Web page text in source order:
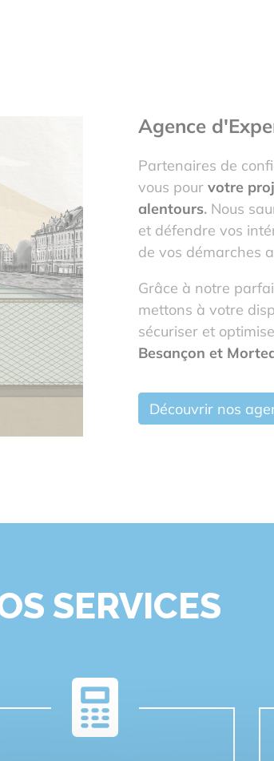
Agence
Partenaires de
vous pour votre
alentours. Nous
et défendre vos
de vos démarches
Grâce à notre
mettons à votre
sécuriser et
Besançon et
Découvrir nos
SERVICES